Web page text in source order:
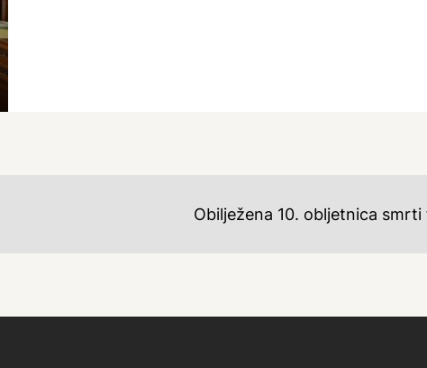
Obilježena 10. obljetnica